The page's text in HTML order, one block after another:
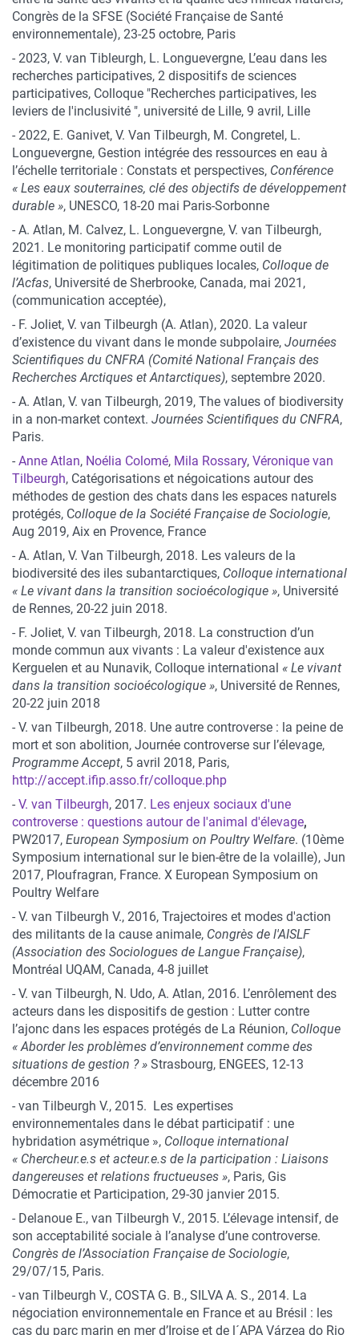
Congrès de la SFSE (Société Française de Santé
environnementale), 23-25 octobre, Paris
- 2023, V. van Tibleurgh, L. Longuevergne, L’eau dans les
recherches participatives, 2 dispositifs de sciences
participatives, Colloque "Recherches participatives, les
leviers de l'inclusivité ", université de Lille, 9 avril, Lille
- 2022, E. Ganivet, V. Van Tilbeurgh, M. Congretel, L.
Longuevergne, Gestion intégrée des ressources en eau à
l’échelle territoriale : Constats et perspectives, Conférence
« Les eaux souterraines, clé des objectifs de développement
durable », UNESCO, 18-20 mai Paris-Sorbonne
- A. Atlan, M. Calvez, L. Longuevergne, V. van Tilbeurgh,
2021. Le monitoring participatif comme outil de
légitimation de politiques publiques locales, Colloque de
l’Acfas, Université de Sherbrooke, Canada, mai 2021,
(communication acceptée),
- F. Joliet, V. van Tilbeurgh (A. Atlan), 2020. La valeur
d’existence du vivant dans le monde subpolaire, Journées
Scientifiques du CNFRA (Comité National Français des
Recherches Arctiques et Antarctiques), septembre 2020.
- A. Atlan, V. van Tilbeurgh, 2019, The values of biodiversity
in a non-market context. Journées Scientifiques du CNFRA,
Paris.
- Anne Atlan, Noélia Colomé, Mila Rossary, Véronique van
Tilbeurgh, Catégorisations et négoications autour des
méthodes de gestion des chats dans les espaces naturels
protégés, Colloque de la Société Française de Sociologie,
Aug 2019, Aix en Provence, France
- A. Atlan, V. Van Tilbeurgh, 2018. Les valeurs de la
biodiversité des iles subantarctiques, Colloque international
« Le vivant dans la transition socioécologique », Université
de Rennes, 20-22 juin 2018.
- F. Joliet, V. van Tilbeurgh, 2018. La construction d’un
monde commun aux vivants : La valeur d'existence aux
Kerguelen et au Nunavik, Colloque international « Le vivant
dans la transition socioécologique », Université de Rennes,
20-22 juin 2018
- V. van Tilbeurgh, 2018. Une autre controverse : la peine de
mort et son abolition, Journée controverse sur l’élevage,
Programme Accept, 5 avril 2018, Paris,
http://accept.ifip.asso.fr/colloque.php
- V. van Tilbeurgh, 2017. Les enjeux sociaux d'une
controverse : questions autour de l'animal d'élevage,
PW2017, European Symposium on Poultry Welfare. (10ème
Symposium international sur le bien-être de la volaille), Jun
2017, Ploufragran, France. X European Symposium on
Poultry Welfare
- V. van Tilbeurgh V., 2016, Trajectoires et modes d'action
des militants de la cause animale, Congrès de l'AISLF
(Association des Sociologues de Langue Française),
Montréal UQAM, Canada, 4-8 juillet
- V. van Tilbeurgh, N. Udo, A. Atlan, 2016. L’enrôlement des
acteurs dans les dispositifs de gestion : Lutter contre
l’ajonc dans les espaces protégés de La Réunion, Colloque
« Aborder les problèmes d’environnement comme des
situations de gestion ? » Strasbourg, ENGEES, 12-13
décembre 2016
- van Tilbeurgh V., 2015. Les expertises
environnementales dans le débat participatif : une
hybridation asymétrique », Colloque international
« Chercheur.e.s et acteur.e.s de la participation : Liaisons
dangereuses et relations fructueuses », Paris, Gis
Démocratie et Participation, 29-30 janvier 2015.
- Delanoue E., van Tilbeurgh V., 2015. L’élevage intensif, de
son acceptabilité sociale à l’analyse d’une controverse.
Congrès de l’Association Française de Sociologie,
29/07/15, Paris.
- van Tilbeurgh V., COSTA G. B., SILVA A. S., 2014. La
négociation environnementale en France et au Brésil : les
cas du parc marin en mer d’Iroise et de l´APA Várzea do Rio